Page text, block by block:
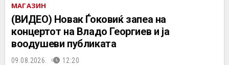
МАГАЗИН
(ВИДЕО) Новак Ѓоковиќ запеа на
концертот на Владo Георгиев и ја
воодушеви публиката
09.08.2026. 12:20